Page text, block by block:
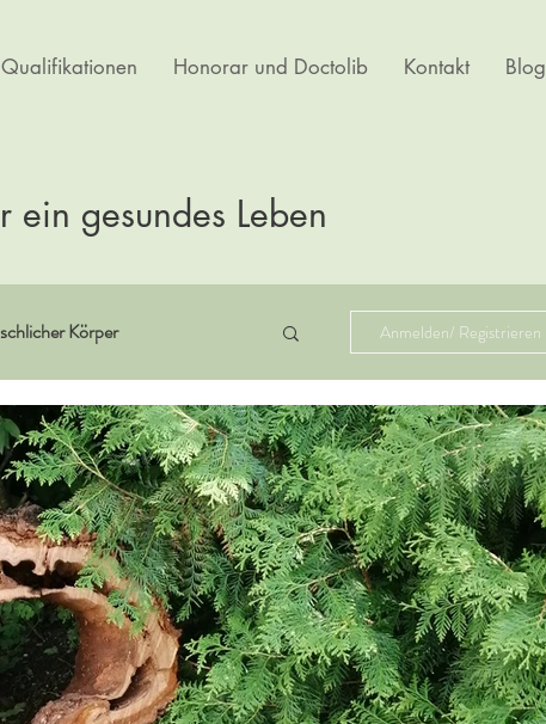
Qualifikationen Honorar und Doctolib Kontakt Blog
ein gesundes Leben
Körper
Buchempfehlungen
Anmelden/ Registrieren